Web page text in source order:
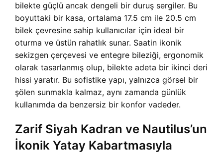
bilekte güçlü ancak dengeli bir duruş sergiler. Bu
boyuttaki bir kasa, ortalama 17.5 cm ile 20.5 cm
bilek çevresine sahip kullanıcılar için ideal bir
oturma ve üstün rahatlık sunar. Saatin ikonik
sekizgen çerçevesi ve entegre bileziği, ergonomik
olarak tasarlanmış olup, bilekte adeta bir ikinci deri
hissi yaratır. Bu sofistike yapı, yalnızca görsel bir
şölen sunmakla kalmaz, aynı zamanda günlük
kullanımda da benzersiz bir konfor vadeder.
Zarif Siyah Kadran ve Nautilus’un
İkonik Yatay Kabartmasıyla